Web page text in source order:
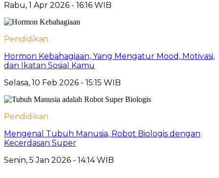
Rabu, 1 Apr 2026 - 16:16 WIB
Pendidikan
Hormon Kebahagiaan, Yang Mengatur Mood, Motivasi,
dan Ikatan Sosial Kamu
Selasa, 10 Feb 2026 - 15:15 WIB
Pendidikan
Mengenal Tubuh Manusia, Robot Biologis dengan
Kecerdasan Super
Senin, 5 Jan 2026 - 14:14 WIB